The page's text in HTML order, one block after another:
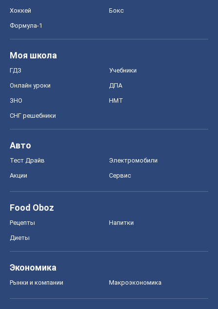
Хоккей Бокс
Формула-1
Моя школа
ГДЗ Учебники
Онлайн уроки ДПА
ЗНО НМТ
СНГ решебники
Авто
Тест Драйв Электромобили
Акции Сервис
Food Oboz
Рецепты Напитки
Диеты
Экономика
Рынки и компании Mакроэкономика